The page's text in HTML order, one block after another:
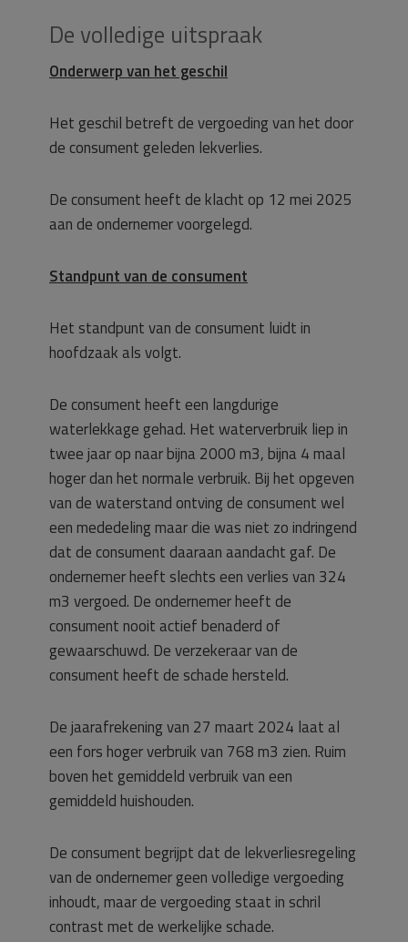
De volledige uitspraak
Onderwerp van het geschil
Het geschil betreft de vergoeding van het door
de consument geleden lekverlies.
De consument heeft de klacht op 12 mei 2025
aan de ondernemer voorgelegd.
Standpunt van de consument
Het standpunt van de consument luidt in
hoofdzaak als volgt.
De consument heeft een langdurige
waterlekkage gehad. Het waterverbruik liep in
twee jaar op naar bijna 2000 m3, bijna 4 maal
hoger dan het normale verbruik. Bij het opgeven
van de waterstand ontving de consument wel
een mededeling maar die was niet zo indringend
dat de consument daaraan aandacht gaf. De
ondernemer heeft slechts een verlies van 324
m3 vergoed. De ondernemer heeft de
consument nooit actief benaderd of
gewaarschuwd. De verzekeraar van de
consument heeft de schade hersteld.
De jaarafrekening van 27 maart 2024 laat al
een fors hoger verbruik van 768 m3 zien. Ruim
boven het gemiddeld verbruik van een
gemiddeld huishouden.
De consument begrijpt dat de lekverliesregeling
van de ondernemer geen volledige vergoeding
inhoudt, maar de vergoeding staat in schril
contrast met de werkelijke schade.